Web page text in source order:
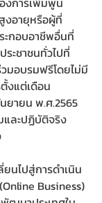
งอายุหรือผู้ที่
ะกอบอาชีพอื่นที่
ะชาชนทั่วไปที่
มอบรมฟรีโดยไม่มี
ตั้งแต่เดือน
ยายน พ.ศ.2565
และปฏิบัติจริง
นไปสู่การดำเนิน
Business)